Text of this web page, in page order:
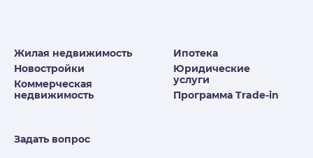
Жилая недвижимость
Новостройки
Коммерческая
недвижимость
Ипотека
Юридические
услуги
Программа Trade-in
Задать вопрос